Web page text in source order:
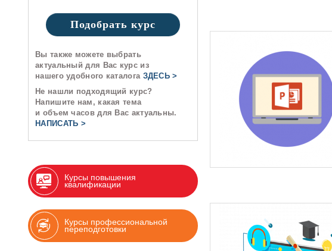
Подобрать курс
Вы также можете выбрать
актуальный для Вас курс из
нашего удобного каталога ЗДЕСЬ >
Не нашли подходящий курс?
Напишите нам, какая тема
и объем часов для Вас актуальны.
НАПИСАТЬ >
Курсы повышения
квалификации
Курсы профессиональной
переподготовки